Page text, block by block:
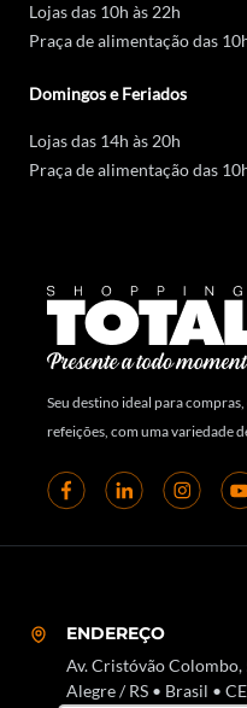
Lojas das 10h às 22h
Praça de alimentação das
Domingos e Feriados
Lojas das 14h às 20h
Praça de alimentação das
Seu destino ideal para
refeições, com uma variedade
ENDEREÇO
Av. Cristóvão
Alegre / RS • Brasil •